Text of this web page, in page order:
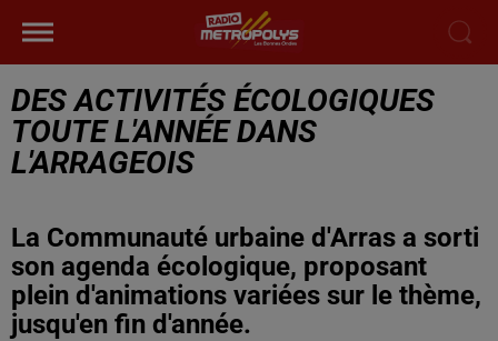
DES ACTIVITÉS ÉCOLOGIQUES
TOUTE L'ANNÉE DANS
L'ARRAGEOIS
La Communauté urbaine d'Arras a sorti
son agenda écologique, proposant
plein d'animations variées sur le thème,
jusqu'en fin d'année.